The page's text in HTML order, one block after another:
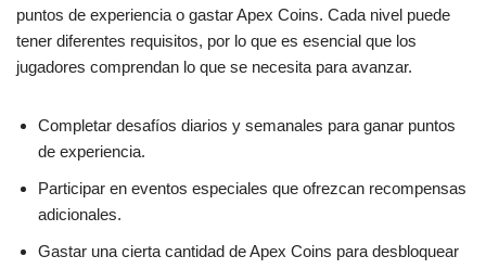
puntos de experiencia o gastar Apex Coins. Cada nivel puede
tener diferentes requisitos, por lo que es esencial que los
jugadores comprendan lo que se necesita para avanzar.
Completar desafíos diarios y semanales para ganar puntos
de experiencia.
Participar en eventos especiales que ofrezcan recompensas
adicionales.
Gastar una cierta cantidad de Apex Coins para desbloquear